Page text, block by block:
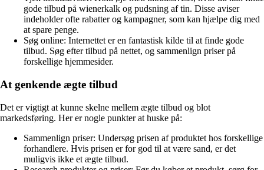
gode tilbud på wienerkalk og pudsning af tin. Disse aviser
indeholder ofte rabatter og kampagner, som kan hjælpe dig med
at spare penge.
Søg online: Internettet er en fantastisk kilde til at finde gode
tilbud. Søg efter tilbud på nettet, og sammenlign priser på
forskellige hjemmesider.
At genkende ægte tilbud
Det er vigtigt at kunne skelne mellem ægte tilbud og blot
markedsføring. Her er nogle punkter at huske på:
Sammenlign priser: Undersøg prisen af produktet hos forskellige
forhandlere. Hvis prisen er for god til at være sand, er det
muligvis ikke et ægte tilbud.